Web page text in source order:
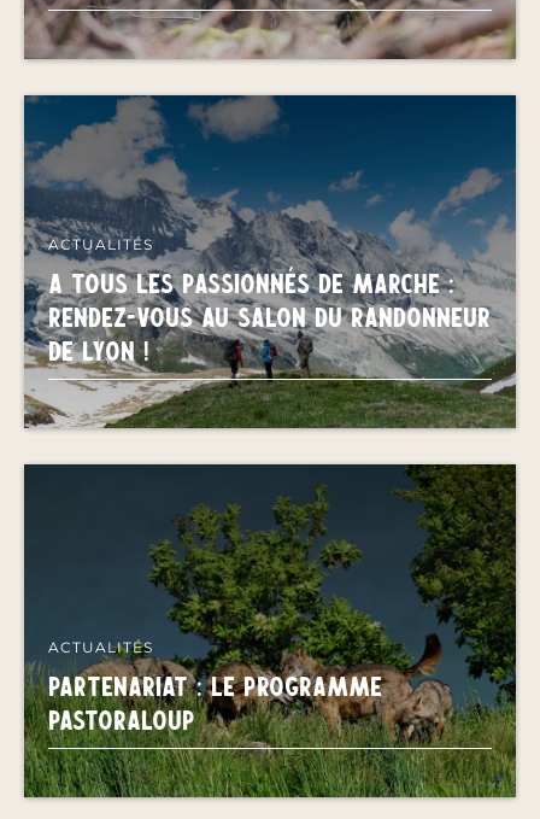
ACTUALITÉS
A tous les passionnés de marche :
rendez-vous au Salon du Randonneur
de Lyon !
ACTUALITÉS
PARTENARIAT : LE PROGRAMME
PASTORALOUP